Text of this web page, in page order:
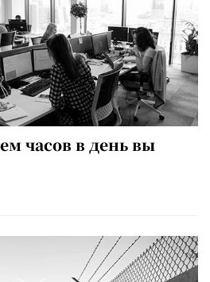
часов в день вы